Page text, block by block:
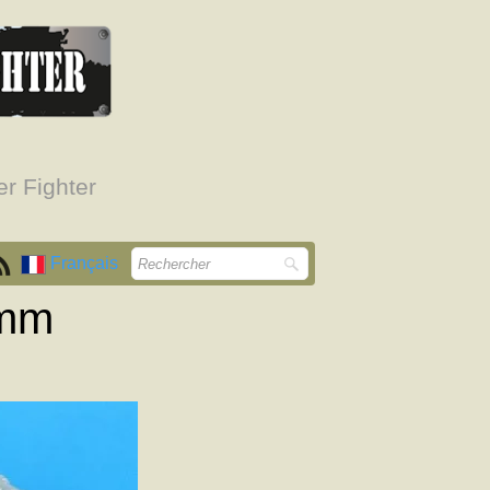
Fighter
Français